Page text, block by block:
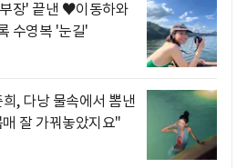
장' 끝낸 ♥이동하와
수영복 '눈길'
, 다낭 물속에서 뽐낸
잘 가꿔놓았지요"